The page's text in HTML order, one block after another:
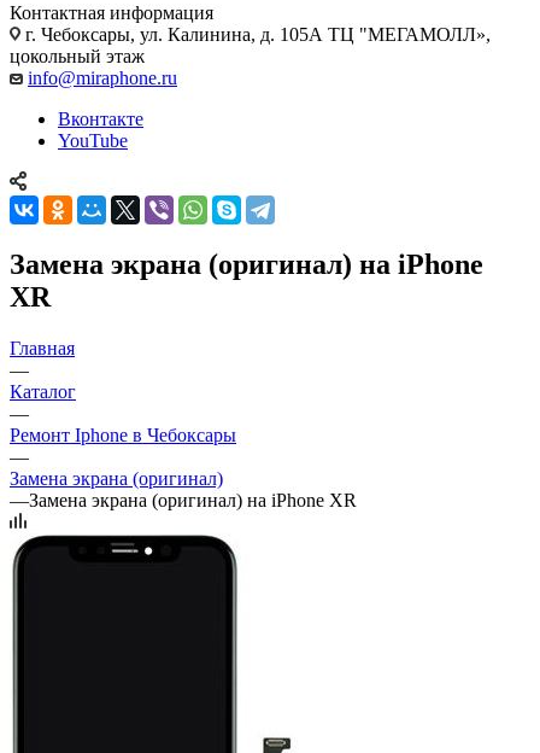
Контактная информация
г. Чебоксары, ул. Калинина, д. 105А ТЦ "МЕГАМОЛЛ»,
цокольный этаж
info@miraphone.ru
Вконтакте
YouTube
Замена экрана (оригинал) на iPhone
XR
Главная
—
Каталог
—
Ремонт Iphone в Чебоксары
—
Замена экрана (оригинал)
—Замена экрана (оригинал) на iPhone XR